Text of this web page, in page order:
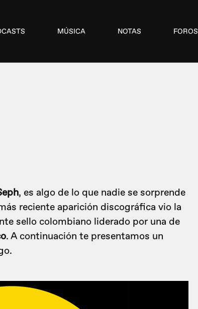
MÚSICA NOTAS FOROS
, es algo de lo que nadie se sorprende
reciente aparición discográfica vio la
sello colombiano liderado por una de
. A continuación te presentamos un